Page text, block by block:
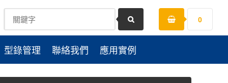
0
型錄管理 聯絡我們 應用實例